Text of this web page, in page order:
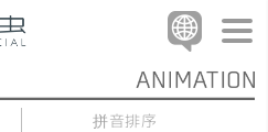
拼音排序